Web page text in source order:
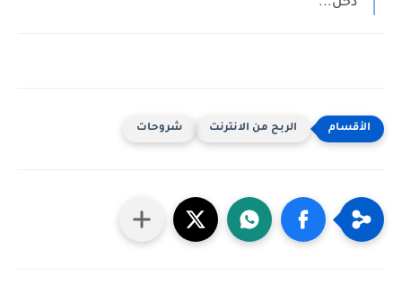
دخل...
الربح من الانترنت شروحات